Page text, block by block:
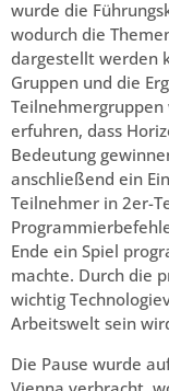
wurde die
wodurch die
dargestellt werden
Gruppen und die
erfuhren, dass
Bedeutung
anschließend ein
Teilnehmer in 2er-
Ende ein Spiel
machte. Durch die
wichtig
Arbeitswelt sein
Die Pause wurde